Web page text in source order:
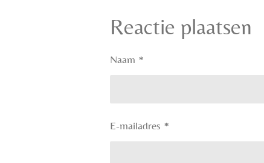
Reactie plaatsen
Naam *
E-mailadres *